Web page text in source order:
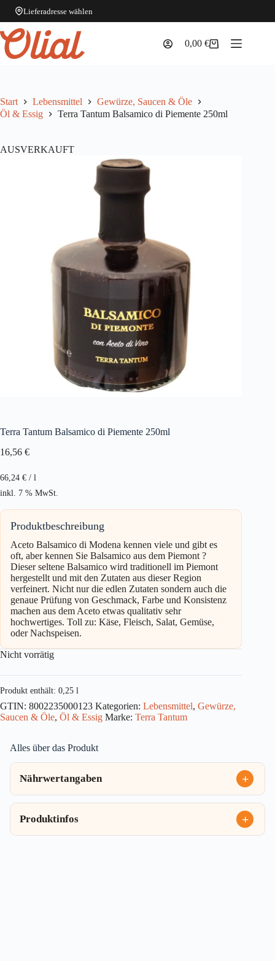
Lieferadresse wählen
Zum
Inhalt
springen
Warenkorb
0,00€
Start Lebensmittel
Gewürze, Saucen & Öle
Öl & Essig
Terra Tantum Balsamico di Piemente 250ml
AUSVERKAUFT
Terra Tantum Balsamico di Piemente 250ml
16,56 €
66,24 € / l
inkl. 7 % MwSt.
Produktbeschreibung
Aceto Balsamico di Modena kennen viele und gibt es
oft, aber kennen Sie Balsamico aus dem Piemont ?
Dieser seltene Balsamico wird traditionell im Piemont
hergestellt und mit den Zutaten aus dieser Region
verfeinert. Nicht nur die edlen Zutaten sondern auch die
genaue Prüfung von Geschmack, Farbe und Konsistenz
machen aus dem Aceto etwas qualitativ sehr
hochwertiges. Toll zu: Käse, Fleisch, Salat, Gemüse,
oder Nachspeisen.
Nicht vorrätig
Produkt enthält: 0,25 l
GTIN: 8002235000123 Kategorien: Lebensmittel, Gewürze,
Saucen & Öle, Öl & Essig Marke: Terra Tantum
Alles über das Produkt
Nährwertangaben
Produktinfos